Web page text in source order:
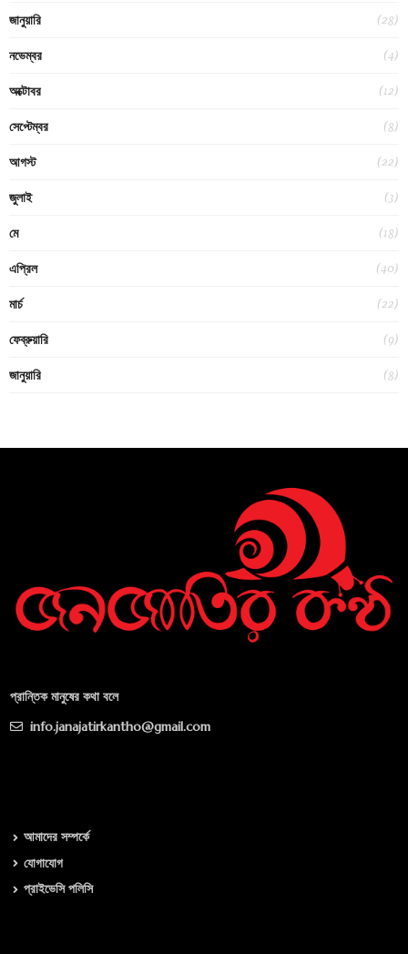
জানুয়ারি (28)
নভেম্বর (4)
অক্টোবর (12)
সেপ্টেম্বর (8)
আগস্ট (22)
জুলাই (3)
মে (18)
এপ্রিল (40)
মার্চ (22)
ফেব্রুয়ারি (9)
জানুয়ারি (8)
প্রান্তিক মানুষের কথা বলে
info.janajatirkantho@gmail.com
আমাদের সম্পর্কে
যোগাযোগ
প্রাইভেসি পলিসি